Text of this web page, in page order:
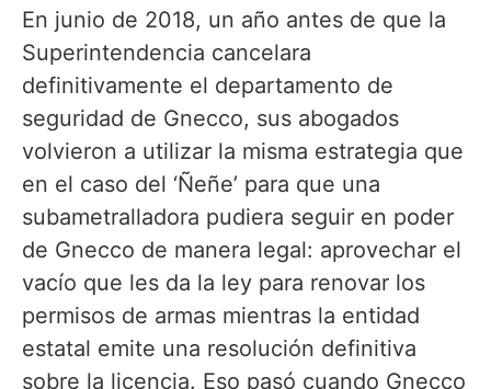
En junio de 2018, un año antes de que la
Superintendencia cancelara
definitivamente el departamento de
seguridad de Gnecco, sus abogados
volvieron a utilizar la misma estrategia que
en el caso del ‘Ñeñe’ para que una
subametralladora pudiera seguir en poder
de Gnecco de manera legal: aprovechar el
vacío que les da la ley para renovar los
permisos de armas mientras la entidad
estatal emite una resolución definitiva
sobre la licencia. Eso pasó cuando Gnecco